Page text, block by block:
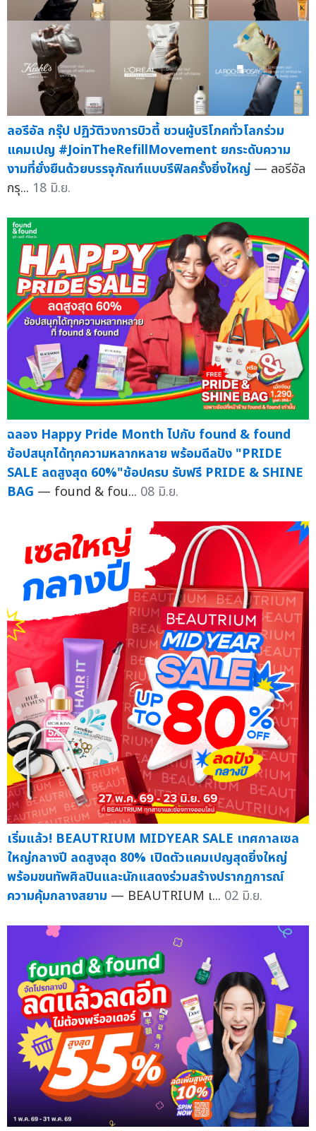
ลอรีอัล กรุ๊ป ปฏิวัติวงการบิวตี้ ชวนผู้บริโภคทั่วโลกร่วม
แคมเปญ #JoinTheRefillMovement ยกระดับความ
งามที่ยั่งยืนด้วยบรรจุภัณฑ์แบบรีฟิลครั้งยิ่งใหญ่ — ลอรีอัล
กรุ... 18 มิ.ย.
ฉลอง Happy Pride Month ไปกับ found & found
ช้อปสนุกได้ทุกความหลากหลาย พร้อมดีลปัง "PRIDE
SALE ลดสูงสุด 60%"ช้อปครบ รับฟรี PRIDE & SHINE
BAG — found & fou... 08 มิ.ย.
เริ่มแล้ว! BEAUTRIUM MIDYEAR SALE เทศกาลเซล
ใหญ่กลางปี ลดสูงสุด 80% เปิดตัวแคมเปญสุดยิ่งใหญ่
พร้อมขนทัพศิลปินและนักแสดงร่วมสร้างปรากฏการณ์
ความคุ้มกลางสยาม — BEAUTRIUM เ... 02 มิ.ย.